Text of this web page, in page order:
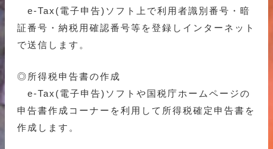
e-Tax(電子申告)ソフト上で利用者識別番号・暗
証番号・納税用確認番号等を登録しインターネット
で送信します。
◎所得税申告書の作成
e-Tax(電子申告)ソフトや国税庁ホームページの
申告書作成コーナーを利用して所得税確定申告書を
作成します。